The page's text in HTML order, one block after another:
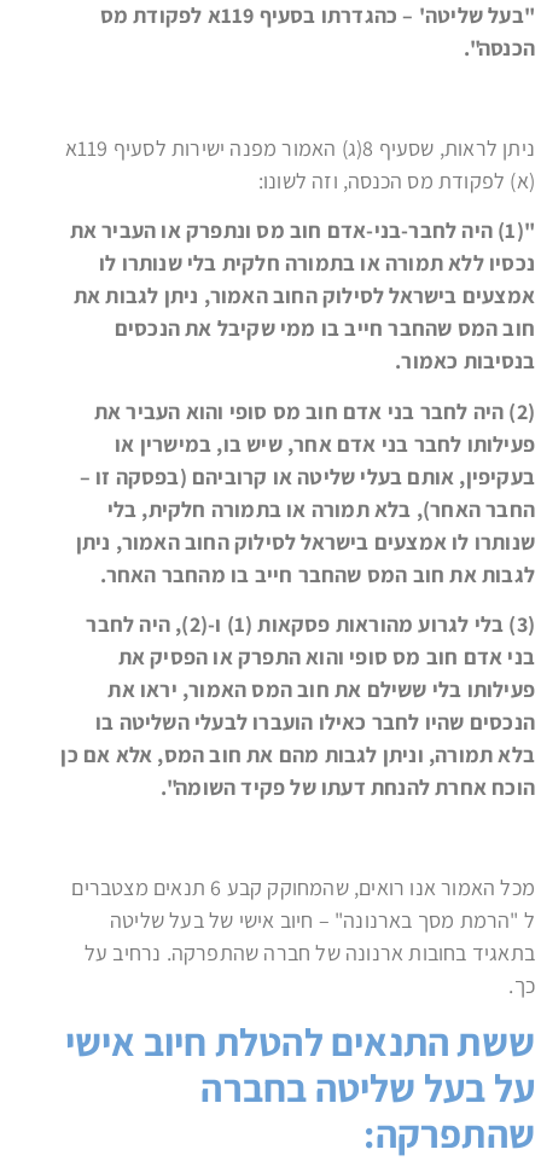
"בעל שליטה' – כהגדרתו בסעיף 119א לפקודת מס
הכנסה".
ניתן לראות, שסעיף 8(ג) האמור מפנה ישירות לסעיף 119א
(א) לפקודת מס הכנסה, וזה לשונו:
"(1) היה לחבר-בני-אדם חוב מס ונתפרק או העביר את
נכסיו ללא תמורה או בתמורה חלקית בלי שנותרו לו
אמצעים בישראל לסילוק החוב האמור, ניתן לגבות את
חוב המס שהחבר חייב בו ממי שקיבל את הנכסים
בנסיבות כאמור.
(2) היה לחבר בני אדם חוב מס סופי והוא העביר את
פעילותו לחבר בני אדם אחר, שיש בו, במישרין או
בעקיפין, אותם בעלי שליטה או קרוביהם (בפסקה זו –
החבר האחר), בלא תמורה או בתמורה חלקית, בלי
שנותרו לו אמצעים בישראל לסילוק החוב האמור, ניתן
לגבות את חוב המס שהחבר חייב בו מהחבר האחר.
(3) בלי לגרוע מהוראות פסקאות (1) ו-(2), היה לחבר
בני אדם חוב מס סופי והוא התפרק או הפסיק את
פעילותו בלי ששילם את חוב המס האמור, יראו את
הנכסים שהיו לחבר כאילו הועברו לבעלי השליטה בו
בלא תמורה, וניתן לגבות מהם את חוב המס, אלא אם כן
הוכח אחרת להנחת דעתו של פקיד השומה".
מכל האמור אנו רואים, שהמחוקק קבע 6 תנאים מצטברים
ל "הרמת מסך בארנונה" – חיוב אישי של בעל שליטה
בתאגיד בחובות ארנונה של חברה שהתפרקה. נרחיב על
כך.
ששת התנאים להטלת חיוב אישי
על בעל שליטה בחברה
שהתפרקה: